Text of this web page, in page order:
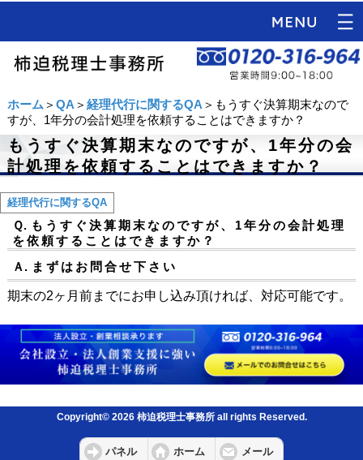
ホーム ＞ QA ＞ 経理代行に関するQA ＞もうすぐ決算期末なので
すが、1年分の会計処理を依頼することはできますか？
もうすぐ決算期末なのですが、1年分の会
計処理を依頼することはできますか？
経理代行に関するQA
Ｑ. もうすぐ決算期末なのですが、1年分の会計処理
を依頼することはできますか？
Ａ. まずはお問合せ下さい
期末の2ヶ月前までにお申し込み頂ければ、対応可能です。
Copyright© 2026 柿迫税理士事務所 all rights Reserved.
パネル ホーム メール